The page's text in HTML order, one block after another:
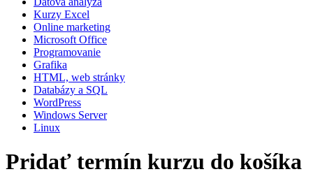
Kurzy Excel
Online marketing
Microsoft Office
Programovanie
Grafika
HTML, web stránky
Databázy a SQL
WordPress
Windows Server
Linux
Pridať termín kurzu do košíka